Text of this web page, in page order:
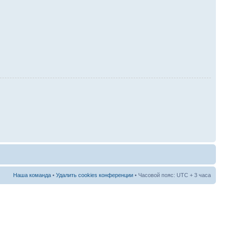
Наша команда • Удалить cookies конференции • Часовой пояс: UTC + 3 часа